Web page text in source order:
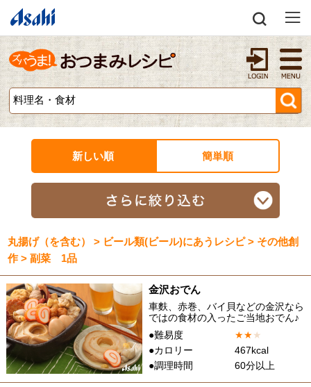
新しい順 簡単順
丸揚げ（を含む） > ビール類(ビール)にあうレシピ > その他創
作 > 副菜 1品
金沢おでん
車麩、赤巻、バイ貝などの金沢なら
ではの食材の入ったご当地おでん♪
●難易度
★★★
●カロリー
467kcal
●調理時間
60分以上